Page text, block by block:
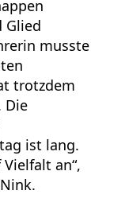
Glied
musste
trotzdem
Die
ist lang.
an“,